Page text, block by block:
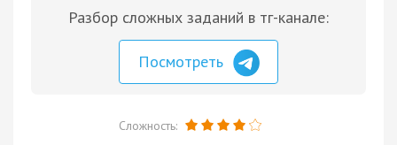
Разбор сложных заданий в тг-канале:
Посмотреть
Сложность: